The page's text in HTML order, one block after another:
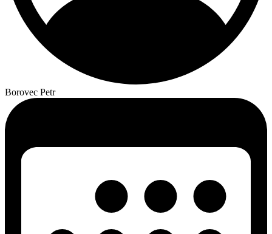
Borovec Petr